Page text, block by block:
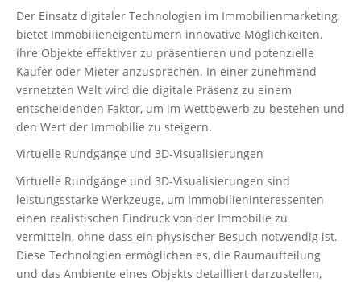
Der Einsatz digitaler Technologien im Immobilienmarketing
bietet Immobilieneigentümern innovative Möglichkeiten,
ihre Objekte effektiver zu präsentieren und potenzielle
Käufer oder Mieter anzusprechen. In einer zunehmend
vernetzten Welt wird die digitale Präsenz zu einem
entscheidenden Faktor, um im Wettbewerb zu bestehen und
den Wert der Immobilie zu steigern.
Virtuelle Rundgänge und 3D-Visualisierungen
Virtuelle Rundgänge und 3D-Visualisierungen sind
leistungsstarke Werkzeuge, um Immobilieninteressenten
einen realistischen Eindruck von der Immobilie zu
vermitteln, ohne dass ein physischer Besuch notwendig ist.
Diese Technologien ermöglichen es, die Raumaufteilung
und das Ambiente eines Objekts detailliert darzustellen,